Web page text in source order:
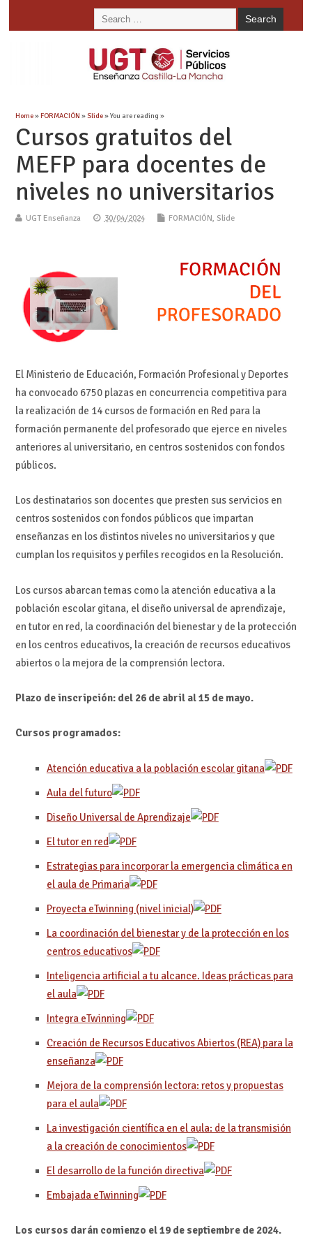
Home»FORMACIÓN »Slide» You are reading »
Cursos gratuitos del
MEFP para docentes de
niveles no universitarios
UGT Enseñanza 30/04/2024 FORMACIÓN, Slide
El Ministerio de Educación, Formación Profesional y Deportes
ha convocado 6750 plazas en concurrencia competitiva para
la realización de 14 cursos de formación en Red para la
formación permanente del profesorado que ejerce en niveles
anteriores al universitario, en centros sostenidos con fondos
públicos.
Los destinatarios son docentes que presten sus servicios en
centros sostenidos con fondos públicos que impartan
enseñanzas en los distintos niveles no universitarios y que
cumplan los requisitos y perfiles recogidos en la Resolución.
Los cursos abarcan temas como la atención educativa a la
población escolar gitana, el diseño universal de aprendizaje,
en tutor en red, la coordinación del bienestar y de la protección
en los centros educativos, la creación de recursos educativos
abiertos o la mejora de la comprensión lectora.
Plazo de inscripción: del 26 de abril al 15 de mayo.
Cursos programados:
Atención educativa a la población escolar gitana
Aula del futuro
Diseño Universal de Aprendizaje
El tutor en red
Estrategias para incorporar la emergencia climática en
el aula de Primaria
Proyecta eTwinning (nivel inicial)
La coordinación del bienestar y de la protección en los
centros educativos
Inteligencia artificial a tu alcance. Ideas prácticas para
el aula
Integra eTwinning
Creación de Recursos Educativos Abiertos (REA) para la
enseñanza
Mejora de la comprensión lectora: retos y propuestas
para el aula
La investigación científica en el aula: de la transmisión
a la creación de conocimientos
El desarrollo de la función directiva
Embajada eTwinning
Los cursos darán comienzo el 19 de septiembre de 2024.